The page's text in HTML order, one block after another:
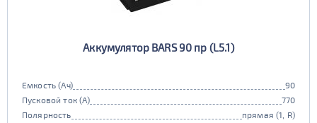
Аккумулятор BARS 90 пр (L5.1)
Емкость (Ач)
90
Пусковой ток (А)
770
Полярность
прямая (1, R)